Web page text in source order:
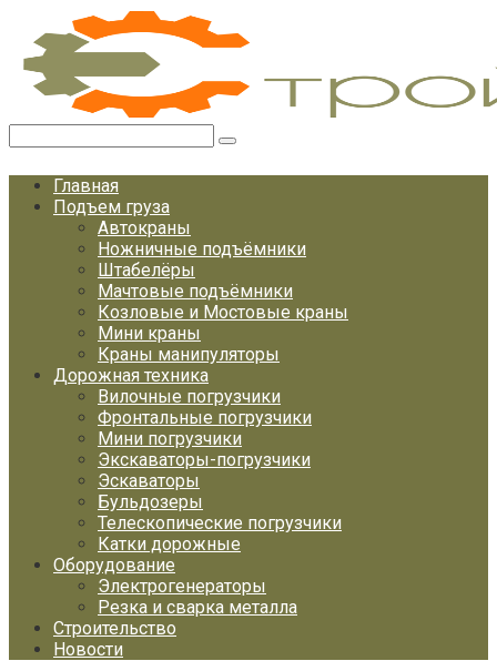
Перейти
контенту
Главная
Подъем груза
Автокраны
Ножничные подъёмники
Штабелёры
Мачтовые подъёмники
Козловые и Мостовые краны
Мини краны
Краны манипуляторы
Дорожная техника
Вилочные погрузчики
Фронтальные погрузчики
Мини погрузчики
Экскаваторы-погрузчики
Эскаваторы
Бульдозеры
Телескопические погрузчики
Катки дорожные
Оборудование
Электрогенераторы
Резка и сварка металла
Строительство
Новости